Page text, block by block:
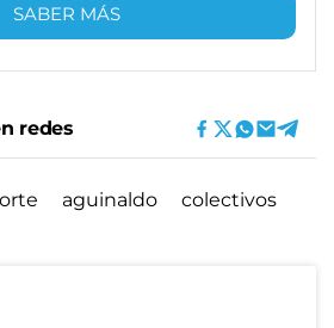
SABER MÁS
redes
aguinaldo colectivos